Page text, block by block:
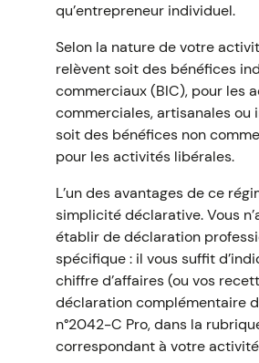
qu’entrepreneur individuel.
Selon la nature de votre
relèvent soit des bénéfices
commerciaux (BIC), pour les
commerciales, artisanales ou
soit des bénéfices non
pour les activités libérales.
L’un des avantages de ce
simplicité déclarative. Vous
établir de déclaration
spécifique : il vous suffit
chiffre d’affaires (ou vos
déclaration complémentaire
n°2042-C Pro, dans la
correspondant à votre